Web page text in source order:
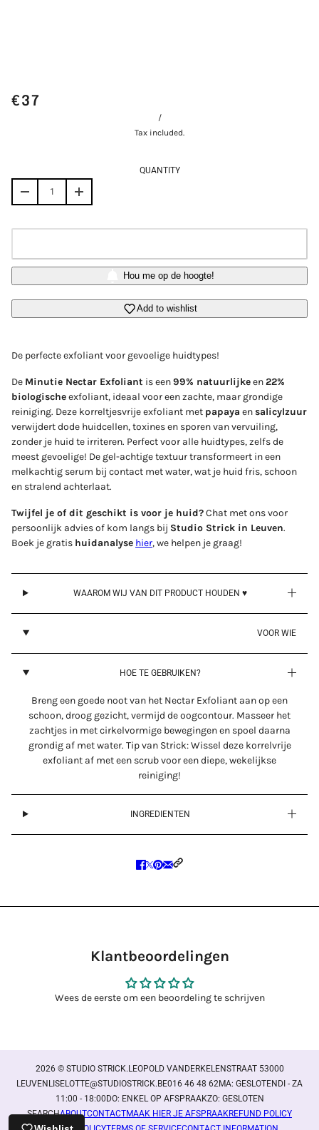
€37
/
Tax included.
QUANTITY
Hou me op de hoogte!
Add to wishlist
De perfecte exfoliant voor gevoelige huidtypes!
De Minutie Nectar Exfoliant is een99% natuurlijkeen22%
biologischeexfoliant, ideaal voor een zachte, maar grondige
reiniging. Deze korreltjesvrije exfoliant met papaya ensalicylzuur
verwijdert dode huidcellen, toxines en sporen van vervuiling,
zonder je huid te irriteren. Perfect voor alle huidtypes, zelfs de
meest gevoelige! De gel-achtige textuur transformeert in een
melkachtig serum bij contact met water, wat je huid fris, schoon
en stralend achterlaat.
Twijfel je of dit geschikt is voor je huid?Chat met ons voor
persoonlijk advies of kom langs bij Studio Strick in Leuven.
Boek je gratis huidanalyse hier, we helpen je graag!
WAAROM WIJ VAN DIT PRODUCT HOUDEN ♥
VOOR WIE
HOE TE GEBRUIKEN?
Breng een goede noot van het Nectar Exfoliant aan op een
schoon, droog gezicht, vermijd de oogcontour. Masseer het
zachtjes in met cirkelvormige bewegingen en spoel daarna
grondig af met water. Tip van Strick: Wissel deze korrelvrije
exfoliant af met een scrub voor een diepe, wekelijkse
reiniging!
INGREDIENTEN
Klantbeoordelingen
Wees de eerste om een beoordeling te schrijven
2026 © STUDIO STRICK.LEOPOLD VANDERKELENSTRAAT 53000
LEUVENLISELOTTE@STUDIOSTRICK.BE016 46 48 62MA: GESLOTENDI - ZA
11:00 - 18:00DO: ENKEL OP AFSPRAAKZO: GESLOTEN
SEARCHABOUTCONTACTMAAK HIER JE AFSPRAAKREFUND POLICY
Log in to your account to add products to your wishlist
and view your previously saved items.
Login